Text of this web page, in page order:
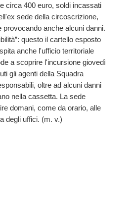
circa 400 euro, soldi incassati
sede della circoscrizione,
anche alcuni danni.
questo il cartello esposto
anche l'ufficio territoriale
a scoprire l'incursione giovedì
gli agenti della Squadra
oltre ad alcuni danni
nella cassetta. La sede
domani, come da orario, alle
degli uffici. (m. v.)